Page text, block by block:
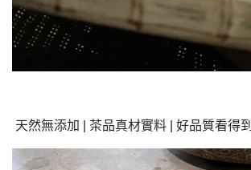
天然無添加 | 茶品真材實料 | 好品質看得到